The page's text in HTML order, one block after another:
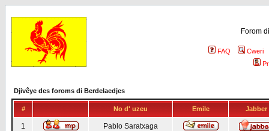
Forom
FAQ
Cweri
Djivêye des foroms di Berdelaedjes
# No d' uzeu Emile Jabber
1 Pablo Saratxaga